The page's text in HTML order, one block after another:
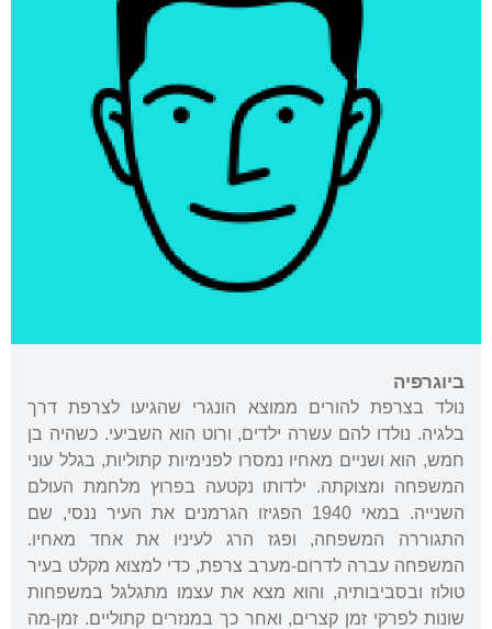
ביוגרפיה
נולד בצרפת להורים ממוצא הונגרי שהגיעו לצרפת דרך
בלגיה. נולדו להם עשרה ילדים, ורוט הוא השביעי. כשהיה בן
חמש, הוא ושניים מאחיו נמסרו לפנימיות קתוליות, בגלל עוני
המשפחה ומצוקתה. ילדותו נקטעה בפרוץ מלחמת העולם
השנייה. במאי 1940 הפגיזו הגרמנים את העיר ננסי, שם
התגוררה המשפחה, ופגז הרג לעיניו את אחד מאחיו.
המשפחה עברה לדרום-מערב צרפת, כדי למצוא מקלט בעיר
טולוז ובסביבותיה, והוא מצא את עצמו מתגלגל במשפחות
שונות לפרקי זמן קצרים, ואחר כך במנזרים קתוליים. זמן-מה